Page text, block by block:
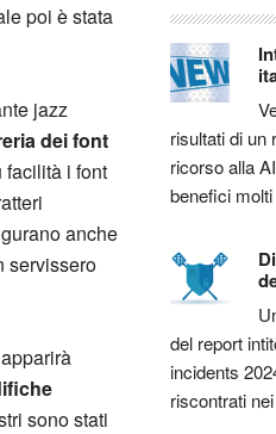
poi è stata
jazz
dei font
facilità i font
anche
servissero
sono stati
risultati di un
ricorso alla
benefici
del report
incidents
riscontrati